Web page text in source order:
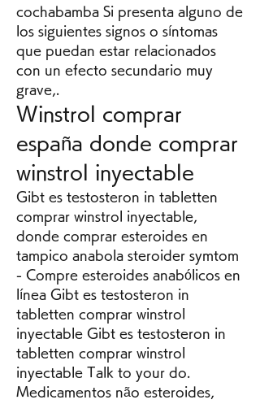
cochabamba Si presenta alguno de
los siguientes signos o síntomas
que puedan estar relacionados
con un efecto secundario muy
grave,.
Winstrol comprar
españa donde comprar
winstrol inyectable
Gibt es testosteron in tabletten
comprar winstrol inyectable,
donde comprar esteroides en
tampico anabola steroider symtom
- Compre esteroides anabólicos en
línea Gibt es testosteron in
tabletten comprar winstrol
inyectable Gibt es testosteron in
tabletten comprar winstrol
inyectable Talk to your do.
Medicamentos não esteroides,